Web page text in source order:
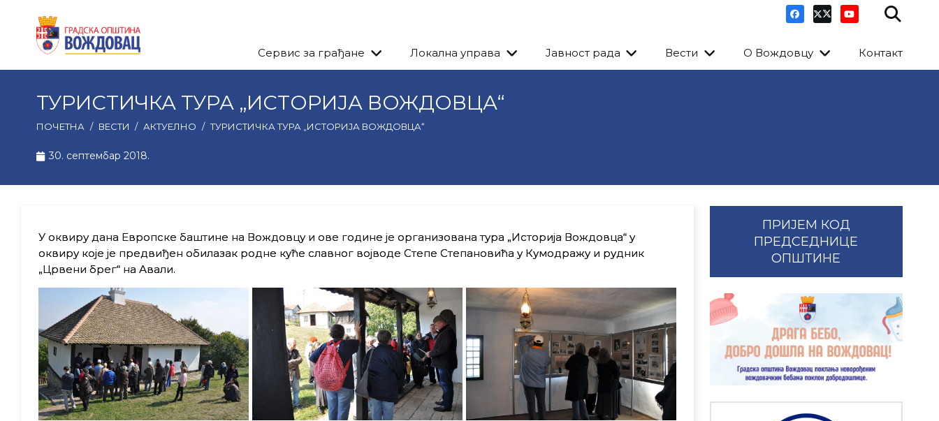
Сервис за грађане Локална управа Јавност рада Вести О Вождовцу Контакт
ТУРИСТИЧКА ТУРА „ИСТОРИЈА ВОЖДОВЦА“
ПОЧЕТНА / ВЕСТИ / АКТУЕЛНО / ТУРИСТИЧКА ТУРА „ИСТОРИЈА ВОЖДОВЦА“
30. септембар 2018.
У оквиру дана Европске баштине на Вождовцу и ове године је организована тура „Историја Вождовца“ у
оквиру које је предвиђен обилазак родне куће славног војводе Степе Степановића у Кумодражу и рудник
„Црвени брег“ на Авали.
ПРИЈЕМ КОД
ПРЕДСЕДНИЦЕ
ОПШТИНЕ